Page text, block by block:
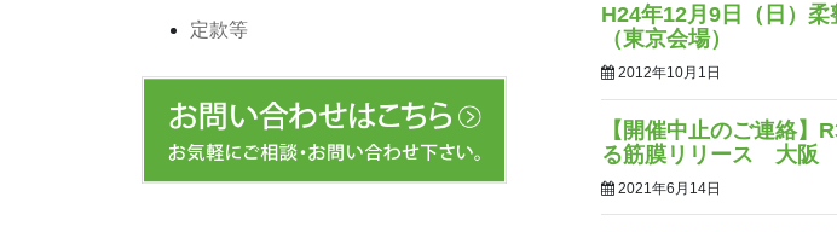
H24年12月9日（日）
（東京会場）
2012年10月1日
【開催中止のご連絡】
る筋膜リリース 大阪
2021年6月14日
定款等